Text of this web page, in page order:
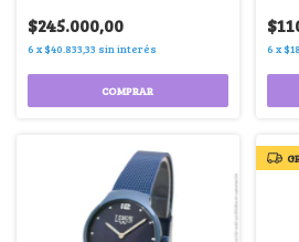
$245.000,00
6 x$40.833,33 sin interés
COMPRAR
6 x